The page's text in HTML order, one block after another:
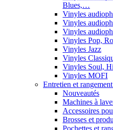
Blues,…
Vinyles
Vinyles
Vinyles
Vinyles Pop,
Vinyles Jazz
Vinyles
Vinyles Soul,
Vinyles MOFI
Entretien et
Nouveautés
Machines à
Accessoires
Brosses et
Pochettes et